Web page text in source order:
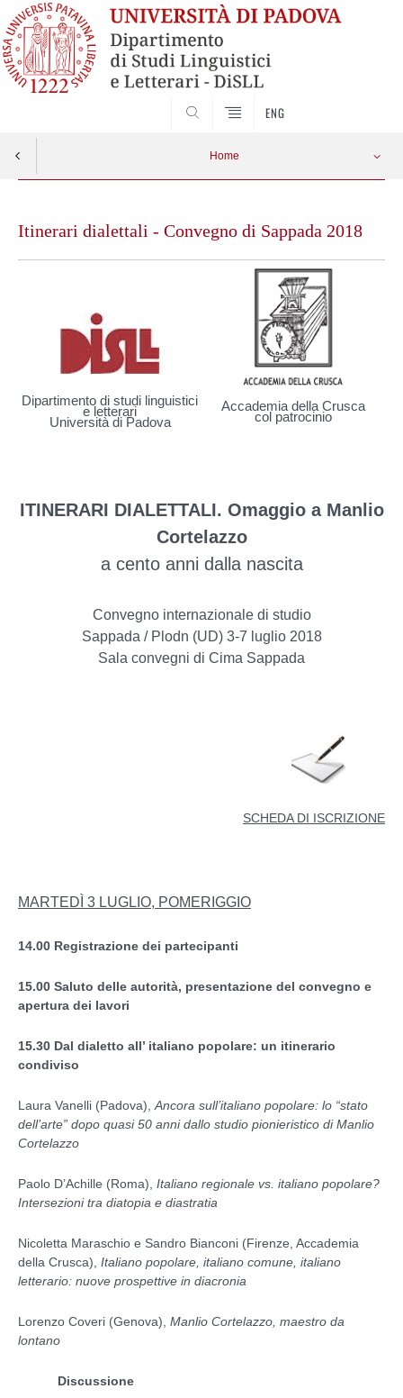
ENG
Home
contentItinerari dialettali - Convegno di Sappada 2018
Dipartimento di studi linguistici
e letterari
Università di Padova
Accademia della Crusca
col patrocinio
ITINERARI DIALETTALI. Omaggio a Manlio
Cortelazzo
a cento anni dalla nascita
Convegno internazionale di studio
Sappada / Plodn (UD) 3-7 luglio 2018
Sala convegni di Cima Sappada
SCHEDA DI ISCRIZIONE
MARTEDÌ 3 LUGLIO, POMERIGGIO
14.00 Registrazione dei partecipanti
15.00 Saluto delle autorità, presentazione del convegno e
apertura dei lavori
15.30 Dal dialetto all’ italiano popolare: un itinerario
condiviso
Laura Vanelli (Padova), Ancora sull’italiano popolare: lo “stato
dell’arte” dopo quasi 50 anni dallo studio pionieristico di Manlio
Cortelazzo
Paolo D’Achille (Roma), Italiano regionale vs. italiano popolare?
Intersezioni tra diatopia e diastratia
Nicoletta Maraschio e Sandro Bianconi (Firenze, Accademia
della Crusca), Italiano popolare, italiano comune, italiano
letterario: nuove prospettive in diacronia
Lorenzo Coveri (Genova), Manlio Cortelazzo, maestro da
lontano
Discussione